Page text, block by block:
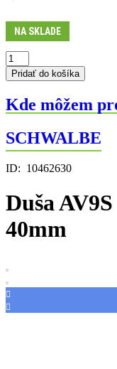
NA SKLADE
množstvo
Duša
AV9S
540/541
40mm
Pridať do košíka
Kde môžem
SCHWALBE
ID: 10462630
Duša
40mm